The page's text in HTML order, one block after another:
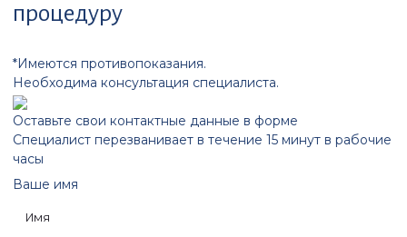
процедуру
*Имеются противопоказания.
Необходима консультация специалиста.
Оставьте свои контактные данные в форме
Специалист перезванивает в течение 15 минут в рабочие
часы
Ваше имя